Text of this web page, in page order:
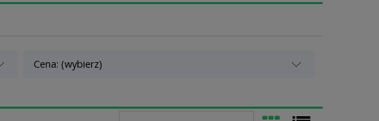
Cena: (wybierz)